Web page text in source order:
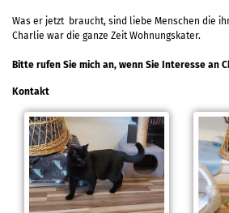
Was er jetzt braucht, sind liebe Menschen die
Charlie war die ganze Zeit Wohnungskater.
Bitte rufen Sie mich an, wenn Sie Interesse an
Kontakt